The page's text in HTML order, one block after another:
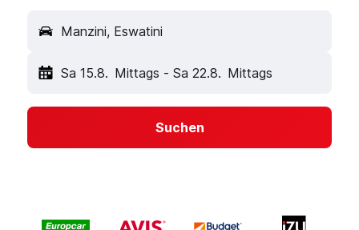
Manzini, Eswatini
Sa 15.8. Mittags - Sa 22.8. Mittags
Suchen